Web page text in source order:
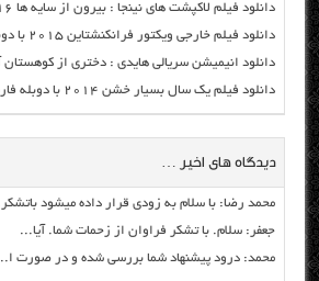
دانلود فیلم لاکپشت های نینجا : بیرون از سایه ها ۲۰۱۶ با دوبله فارسی
دانلود فیلم خارجی ویکتور فرانکنشتاین ۲۰۱۵ با دوبله فارسی
دانلود انیمیشن سریالی هایدی : دختری از کوهستان
دانلود فیلم یک سال بسیار خشن ۲۰۱۴ با دوبله فارسی
دیدگاه های اخیر …
محمد رضا: با سلام به زودی قرار داده میشود
جعفر: سلام. با تشکر فراوان از زحمات شما. آیا...
محمد: درود پیشنهاد شما بررسی شده و در صورت